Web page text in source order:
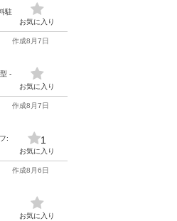
駐
お気に入り
-
作成8月7日
お気に入り
:
作成8月7日
1
お気に入り
作成8月6日
お気に入り